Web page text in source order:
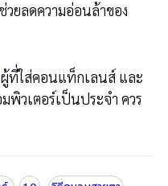
ยลดความอ่อนล้าของ
ผู้ที่ใส่คอนแท็กเลนส์ และ
พิวเตอร์เป็นประจำ ควร